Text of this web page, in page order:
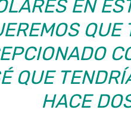
EN
QUE
QUE
HACE